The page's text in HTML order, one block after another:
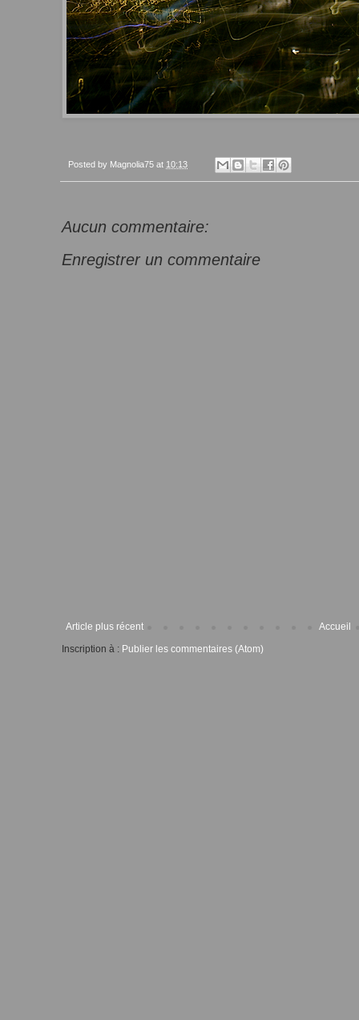
Posted by Magnolia75 at 10:13
Aucun commentaire:
Enregistrer un commentaire
Article plus récent
Accueil
Inscription à : Publier les commentaires (Atom)